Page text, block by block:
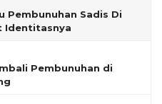
Pembunuhan Sadis Di
Identitasnya
Pembunuhan di